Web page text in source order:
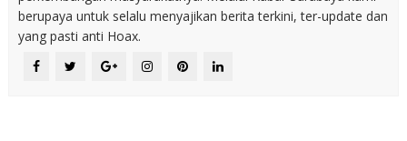
berupaya untuk selalu menyajikan berita terkini, ter-update dan
yang pasti anti Hoax.